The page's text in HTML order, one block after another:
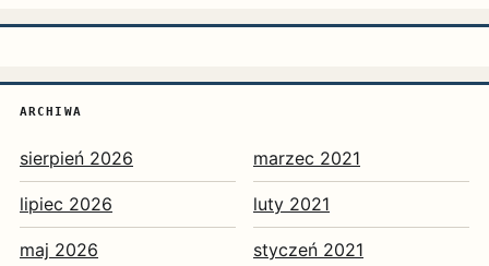
ARCHIWA
sierpień 2026
lipiec 2026
maj 2026
marzec 2021
luty 2021
styczeń 2021